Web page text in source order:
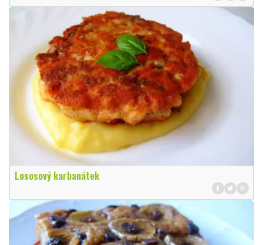
Lososový karbanátek